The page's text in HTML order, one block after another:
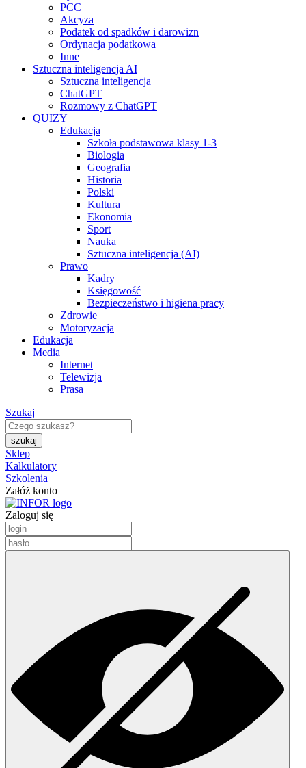
PCC
Akcyza
Podatek od spadków i darowizn
Ordynacja podatkowa
Inne
Sztuczna inteligencja AI
Sztuczna inteligencja
ChatGPT
Rozmowy z ChatGPT
QUIZY
Edukacja
Szkoła podstawowa klasy 1-3
Biologia
Geografia
Historia
Polski
Kultura
Ekonomia
Sport
Nauka
Sztuczna inteligencja (AI)
Prawo
Kadry
Księgowość
Bezpieczeństwo i higiena pracy
Zdrowie
Motoryzacja
Edukacja
Media
Internet
Telewizja
Prasa
Szukaj
Sklep
Kalkulatory
Szkolenia
Załóż konto
Zaloguj się